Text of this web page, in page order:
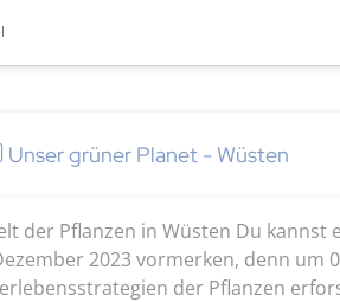
Unser grüner Planet - Wüsten
der Pflanzen in Wüsten Du
2023 vormerken, denn
der Pflanzen